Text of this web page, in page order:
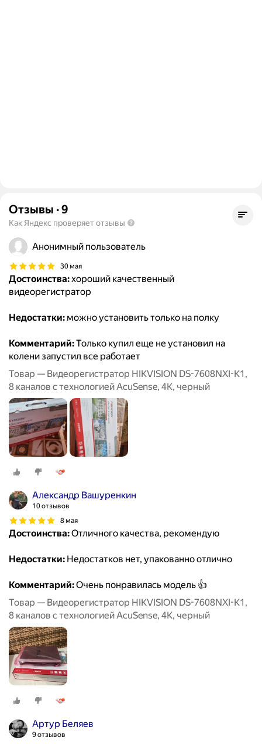
Отзывы ·9
Как Яндекс проверяет отзывы
Анонимный пользователь
30 мая
Достоинства:хороший качественный
видеорегистратор
Недостатки: можно установить только на полку
Комментарий:Только купил еще не установил на
колени запустил все работает
Товар — Видеорегистратор HIKVISION DS-7608NXI-K1,
8 каналов с технологией AcuSense, 4К, черный
Александр Вашуренкин
10 отзывов
8 мая
Достоинства:Отличного качества, рекомендую
Недостатки: Недостатков нет, упакованно отлично
Комментарий:Очень понравилась модель 👍
Товар — Видеорегистратор HIKVISION DS-7608NXI-K1,
8 каналов с технологией AcuSense, 4К, черный
Артур Беляев
9 отзывов